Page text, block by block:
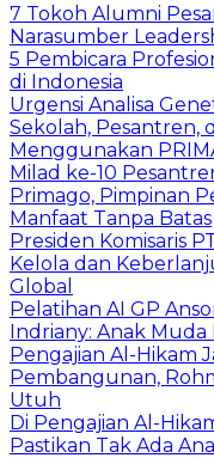
7 Tokoh Alumni
Narasumber
5 Pembicara
di Indonesia
Urgensi Analisa
Sekolah, Pesantren,
Menggunakan
Milad ke-10
Primago, Pimpinan
Manfaat Tanpa Batas
Presiden Komisaris
Kelola dan
Global
Pelatihan AI GP
Indriany: Anak
Pengajian Al-Hikam
Pembangunan,
Utuh
Di Pengajian Al-
Pastikan Tak Ada